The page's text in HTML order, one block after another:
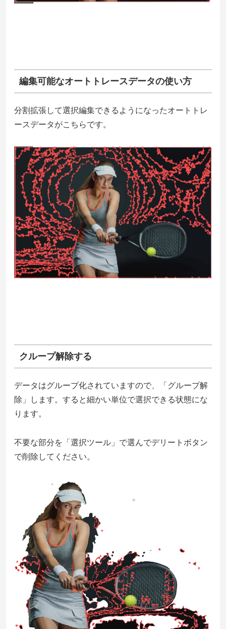
編集可能なオートトレースデータの使い方
分割拡張して選択編集できるようになったオートトレ
ースデータがこちらです。
クループ解除する
データはグループ化されていますので、「グループ解
除」します。すると細かい単位で選択できる状態にな
ります。
不要な部分を「選択ツール」で選んでデリートボタン
で削除してください。